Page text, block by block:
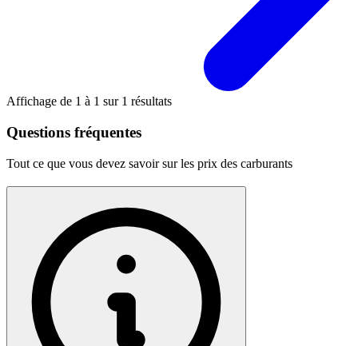
Affichage de 1 à 1 sur 1 résultats
Questions fréquentes
Tout ce que vous devez savoir sur les prix des carburants